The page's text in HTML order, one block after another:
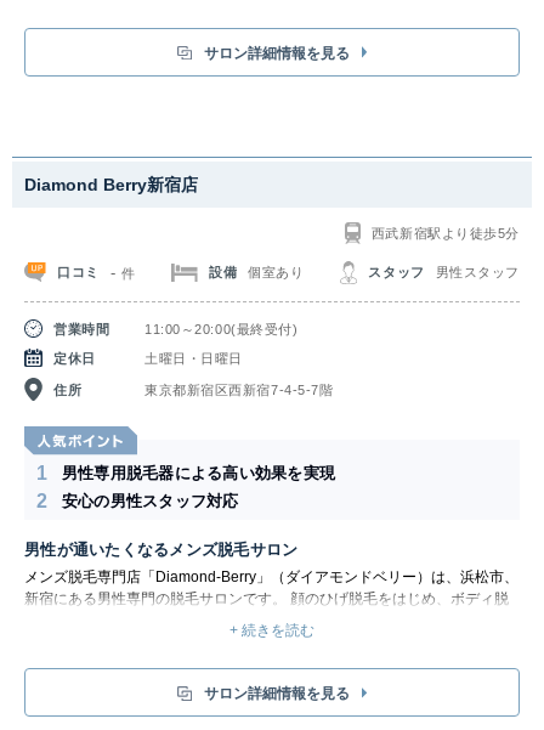
サロン詳細情報を見る
Diamond Berry新宿店
西武新宿駅より徒歩5分
口コミ -件 設備 個室あり スタッフ 男性スタッフ
営業時間
11:00～20:00(最終受付)
定休日
土曜日・日曜日
住所 東京都新宿区西新宿7-4-5-7階
1 男性専用脱毛器による高い効果を実現
2 安心の男性スタッフ対応
男性が通いたくなるメンズ脱毛サロン
メンズ脱毛専門店「Diamond-Berry」（ダイアモンドベリー）は、浜松市、
新宿にある男性専門の脱毛サロンです。 顔のひげ脱毛をはじめ、ボディ脱
毛やVIO脱毛など、体全体の脱毛を行っています。 料金体系も、都度払いな
ので金銭的な負担も少なく脱毛を体験して頂けます。 それ以外にも、お得
な月定額プランや学生割引などもございますので、ムダ毛の脱毛の悩みは、
いつでもお気軽にご相談ください。
+ 続きを読む
サロン詳細情報を見る